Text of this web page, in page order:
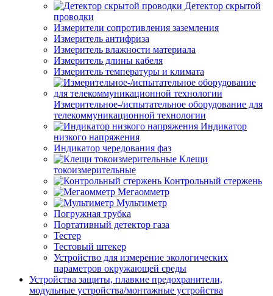
Детектор скрытой
проводки
Измерители сопротивления заземления
Измеритель антифриза
Измеритель влажности материала
Измеритель длины кабеля
Измеритель температуры и климата
Измерительное-/испытательное оборудование для
телекоммуникационной технологии
Индикатор
низкого напряжения
Индикатор чередования фаз
Клещи
токоизмерительные
Контрольный стержень
Мегаомметр
Мультиметр
Погружная трубка
Портативный детектор газа
Тестер
Тестовый штекер
Устройство для измерение экологических
параметров окружающей среды
Устройства защиты, плавкие предохранители,
модульные устройства/монтажные устройства